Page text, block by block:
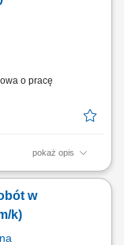
o pracę
pokaż opis
pomocniczych przy
z instrukcją
produkcyjnych w
w
k)